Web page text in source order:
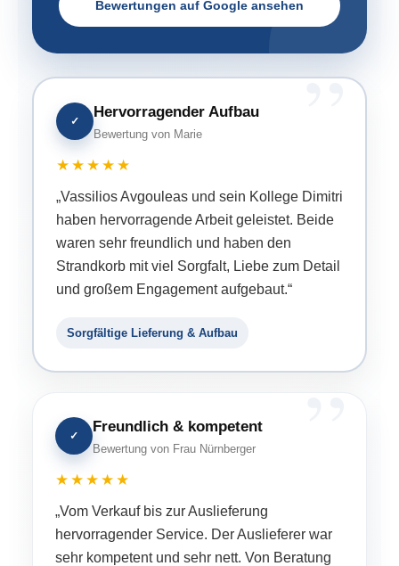
Bewertungen auf Google ansehen
✓
Hervorragender Aufbau
Bewertung von Marie
★★★★★
„Vassilios Avgouleas und sein Kollege Dimitri
haben hervorragende Arbeit geleistet. Beide
waren sehr freundlich und haben den
Strandkorb mit viel Sorgfalt, Liebe zum Detail
und großem Engagement aufgebaut.“
Sorgfältige Lieferung & Aufbau
✓
Freundlich & kompetent
Bewertung von Frau Nürnberger
★★★★★
„Vom Verkauf bis zur Auslieferung
hervorragender Service. Der Auslieferer war
sehr kompetent und sehr nett. Von Beratung